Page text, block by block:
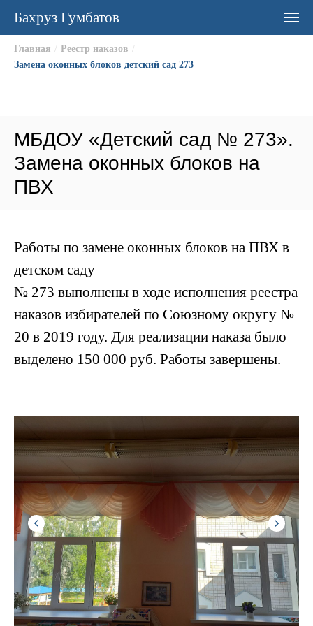
Бахруз Гумбатов
Главная Реестр наказов
Замена оконных блоков детский сад 273
МБДОУ «Детский сад № 273».
Замена оконных блоков на
ПВХ
Работы по замене оконных блоков на ПВХ в
детском саду
№ 273 выполнены в ходе исполнения реестра
наказов избирателей по Союзному округу №
20 в 2019 году. Для реализации наказа было
выделено 150 000 руб. Работы завершены.